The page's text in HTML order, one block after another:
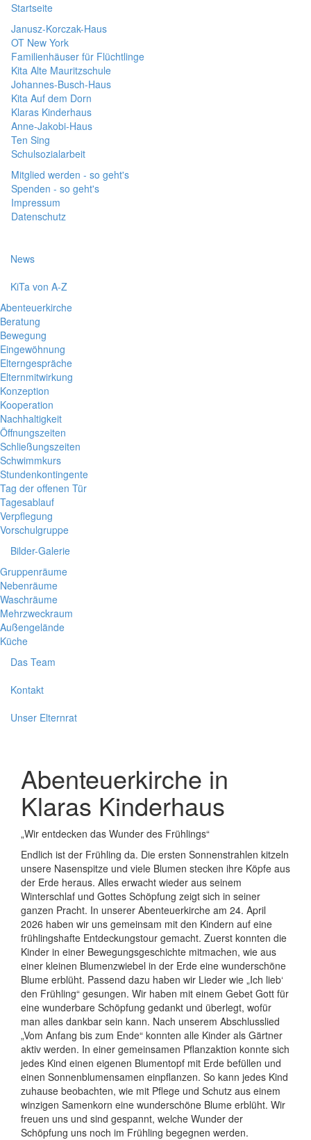
Startseite
Janusz-Korczak-Haus
OT New York
Familienhäuser für Flüchtlinge
Kita Alte Mauritzschule
Johannes-Busch-Haus
Kita Auf dem Dorn
Klaras Kinderhaus
Anne-Jakobi-Haus
Ten Sing
Schulsozialarbeit
Mitglied werden - so geht's
Spenden - so geht's
Impressum
Datenschutz
News
KiTa von A-Z
Abenteuerkirche
Beratung
Bewegung
Eingewöhnung
Elterngespräche
Elternmitwirkung
Konzeption
Kooperation
Nachhaltigkeit
Öffnungszeiten
Schließungszeiten
Schwimmkurs
Stundenkontingente
Tag der offenen Tür
Tagesablauf
Verpflegung
Vorschulgruppe
Bilder-Galerie
Gruppenräume
Nebenräume
Waschräume
Mehrzweckraum
Außengelände
Küche
Das Team
Kontakt
Unser Elternrat
Abenteuerkirche in
Klaras Kinderhaus
„Wir entdecken das Wunder des Frühlings“
Endlich ist der Frühling da. Die ersten Sonnenstrahlen kitzeln
unsere Nasenspitze und viele Blumen stecken ihre Köpfe aus
der Erde heraus. Alles erwacht wieder aus seinem
Winterschlaf und Gottes Schöpfung zeigt sich in seiner
ganzen Pracht. In unserer Abenteuerkirche am 24. April
2026 haben wir uns gemeinsam mit den Kindern auf eine
frühlingshafte Entdeckungstour gemacht. Zuerst konnten die
Kinder in einer Bewegungsgeschichte mitmachen, wie aus
einer kleinen Blumenzwiebel in der Erde eine wunderschöne
Blume erblüht. Passend dazu haben wir Lieder wie „Ich lieb‘
den Frühling“ gesungen. Wir haben mit einem Gebet Gott für
eine wunderbare Schöpfung gedankt und überlegt, wofür
man alles dankbar sein kann. Nach unserem Abschlusslied
„Vom Anfang bis zum Ende“ konnten alle Kinder als Gärtner
aktiv werden. In einer gemeinsamen Pflanzaktion konnte sich
jedes Kind einen eigenen Blumentopf mit Erde befüllen und
einen Sonnenblumensamen einpflanzen. So kann jedes Kind
zuhause beobachten, wie mit Pflege und Schutz aus einem
winzigen Samenkorn eine wunderschöne Blume erblüht. Wir
freuen uns und sind gespannt, welche Wunder der
Schöpfung uns noch im Frühling begegnen werden.